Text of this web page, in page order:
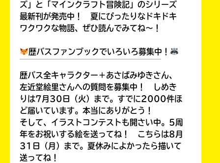
ズ」と「マインクラフト冒険記」のシリーズ
最新刊が発売中！ 夏にぴったりなドキドキ
ワクワクな物語、ぜひ読んでみてね～！
歴バスファンブックでいろいろ募集中！
歴バス全キャラクター＋あさばみゆきさん、
左近堂絵里さんへの質問を募集中！ しめき
りは7月30日（火）まで。すでに2000件ほ
ど届いています。本当にありがとう！
そして、イラストコンテストも開さい中。5周
年をお祝いする絵を送ってね！ こちらは8月
31日（月）まで。夏休みによかったら描いて
送ってね！